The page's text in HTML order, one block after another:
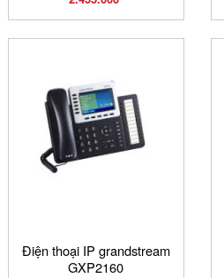
Điện thoại IP grandstream
GXP2160